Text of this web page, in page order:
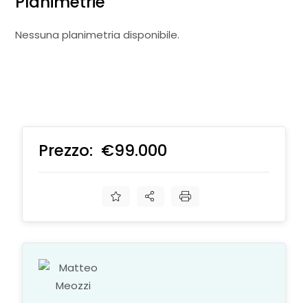
Nessuna planimetria disponibile.
Prezzo: €99.000